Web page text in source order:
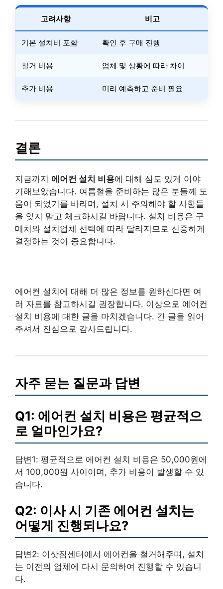
고려사항 비고
기본 설치비 포함 확인 후 구매 진행
철거 비용 업체 및 상황에 따라 차이
추가 비용 미리 예측하고 준비 필요
결론
지금까지 에어컨 설치 비용에 대해 심도 있게 이야
기해보았습니다. 여름철을 준비하는 많은 분들께 도
움이 되었기를 바라며, 설치 시 주의해야 할 사항들
을 잊지 말고 체크하시길 바랍니다. 설치 비용은 구
매처와 설치업체 선택에 따라 달라지므로 신중하게
결정하는 것이 중요합니다.
에어컨 설치에 대해 더 많은 정보를 원하신다면 여
러 자료를 참고하시길 권장합니다. 이상으로 에어컨
설치 비용에 대한 글을 마치겠습니다. 긴 글을 읽어
주셔서 진심으로 감사드립니다.
자주 묻는 질문과 답변
Q1: 에어컨 설치 비용은 평균적으
로 얼마인가요?
답변1: 평균적으로 에어컨 설치 비용은 50,000원에
서 100,000원 사이이며, 추가 비용이 발생할 수 있
습니다.
Q2: 이사 시 기존 에어컨 설치는
어떻게 진행되나요?
답변2: 이삿짐센터에서 에어컨을 철거해주며, 설치
는 이전의 업체에 다시 문의하여 진행할 수 있습니
다.